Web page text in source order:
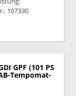
107330
GPF (101 PS
Tempomat-